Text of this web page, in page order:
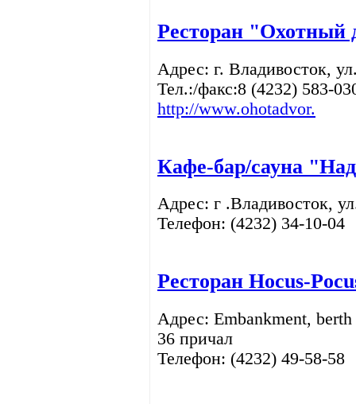
Ресторан "Охотный
Адрес: г. Владивосток,
Тел.:/факс:8 (4232) 583-
http://www.ohotadvor.
Кафе-бар/сауна
Адрес: г .Владивосток,
Телефон: (4232) 34-10-04
Ресторан Hocus-
Адрес: Embankment,
36 причал
Телефон: (4232) 49-58-58